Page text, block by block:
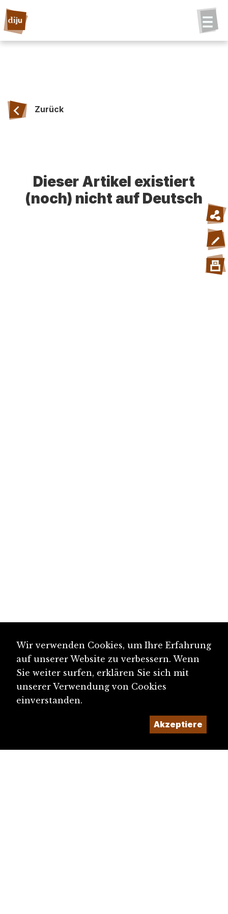
Zurück
Dieser Artikel existiert
(noch) nicht auf Deutsch
Wir verwenden Cookies, um Ihre Erfahrung
auf unserer Website zu verbessern. Wenn
Sie weiter surfen, erklären Sie sich mit
unserer Verwendung von Cookies
einverstanden.
Akzeptiere